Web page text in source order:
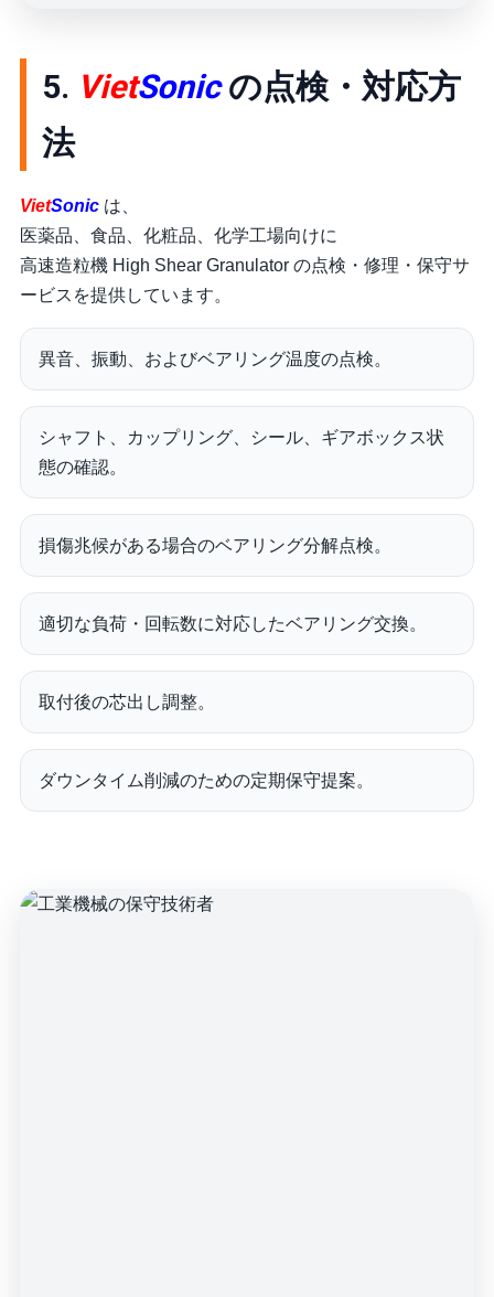
5. VietSonicの点検・対応方
法
VietSonic は、
医薬品、食品、化粧品、化学工場向けに
高速造粒機 High Shear Granulator の点検・修理・保守サ
ービスを提供しています。
異音、振動、およびベアリング温度の点検。
シャフト、カップリング、シール、ギアボックス状
態の確認。
損傷兆候がある場合のベアリング分解点検。
適切な負荷・回転数に対応したベアリング交換。
取付後の芯出し調整。
ダウンタイム削減のための定期保守提案。